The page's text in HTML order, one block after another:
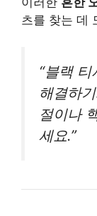
츠를 찾는 데
“블랙
해결하
절이나
세요.”